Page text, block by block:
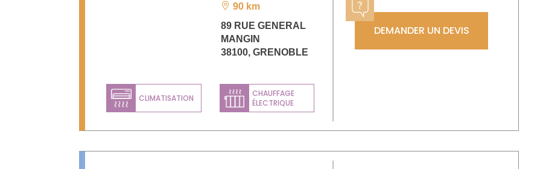
90 km
89 RUE GENERAL
MANGIN
38100,GRENOBLE
CLIMATISATION
CHAUFFAGE
ÉLECTRIQUE
DEMANDER UN DEVIS